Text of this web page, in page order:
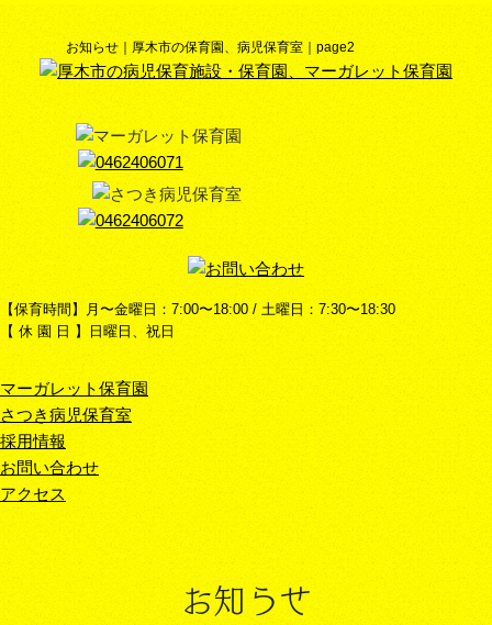
お知らせ｜厚木市の保育園、病児保育室｜page2
【保育時間】月〜金曜日：7:00〜18:00 / 土曜日：7:30〜18:30
【 休 園 日 】日曜日、祝日
マーガレット保育園
さつき病児保育室
採用情報
お問い合わせ
アクセス
お知らせ